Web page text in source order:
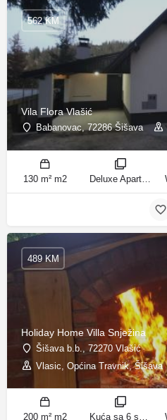
Vila Flora Vlašić
Babanovac, 72286 Šišava
562 KM
130 m² m2 Deluxe Apartment sobe
Holiday Home Villa Snježina
Šišava b.b., 72270 Vlašić
Vlasic, Općina Travnik, Šišava
489 KM
200 m² m2 Kuća sa 6 spavaćih soba sobe